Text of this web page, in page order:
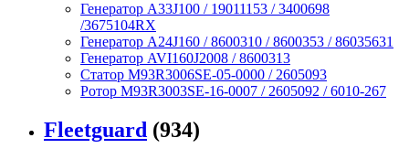
Генератор A33J100 / 19011153 / 3400698
/3675104RX
Генератор A24J160 / 8600310 / 8600353 / 86035631
Генератор AVI160J2008 / 8600313
Статор M93R3006SE-05-0000 / 2605093
Ротор M93R3003SE-16-0007 / 2605092 / 6010-267
Fleetguard (934)